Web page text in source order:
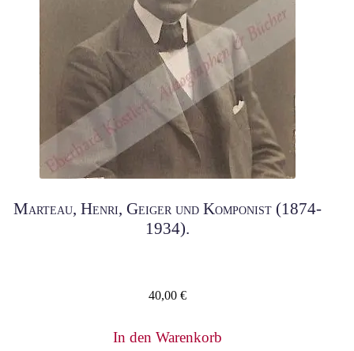
Marteau, Henri, Geiger und Komponist (1874-
1934).
40,00 €
In den Warenkorb